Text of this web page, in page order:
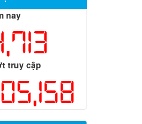
nay
truy cập
nhiệm vụ khoa
thành phố sử
nước đặt hàng thực
1) lần 3
tuyên truyền triển
miễn phí ít nhất mỗi
dân trên địa bàn